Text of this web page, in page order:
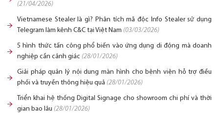
(21/04/2026)
Vietnamese Stealer là gì? Phân tích mã độc Info Stealer sử dụng
Telegram làm kênh C&C tại Việt Nam (03/03/2026)
5 hình thức tấn công phổ biến vào ứng dụng di động mà doanh
nghiệp cần cảnh giác (28/01/2026)
Giải pháp quản lý nội dung màn hình cho bệnh viện hỗ trợ điều
phối và truyền thông hiệu quả (28/01/2026)
Triển khai hệ thống Digital Signage cho showroom chi phí và thời
gian bao lâu (28/01/2026)